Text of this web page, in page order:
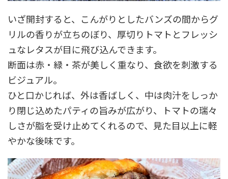
いざ開封すると、こんがりとしたバンズの間からグ
リルの香りが立ちのぼり、厚切りトマトとフレッシ
ュなレタスが目に飛び込んできます。
断面は赤・緑・茶が美しく重なり、食欲を刺激する
ビジュアル。
ひと口かじれば、外は香ばしく、中は肉汁をしっか
り閉じ込めたパティの旨みが広がり、トマトの瑞々
しさが脂を受け止めてくれるので、見た目以上に軽
やかな後味です。